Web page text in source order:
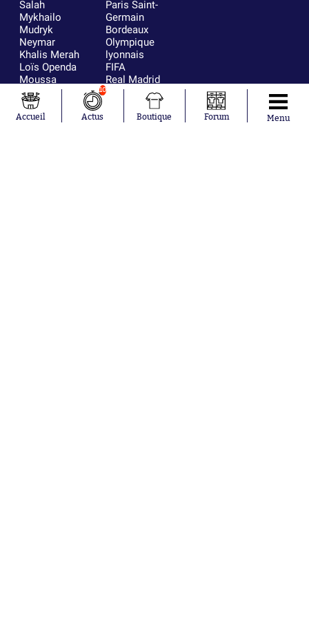
Salah
Mykhailo
Mudryk
Neymar
Khalis Merah
Loïs Openda
Moussa
Niakhaté
Nicolás
Tagliafico
Paris Saint-
Germain
Bordeaux
Olympique
lyonnais
FIFA
Real Madrid
RC Strasbourg
AC Milan
Accueil
10
Actus Boutique Forum Menu